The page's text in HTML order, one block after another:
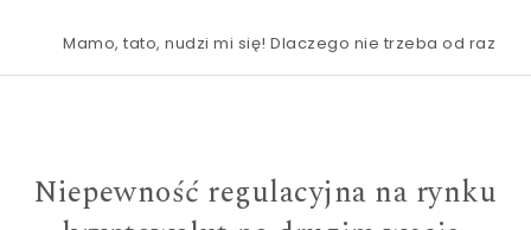
Mamo, tato, nudzi mi się! Dlaczego nie trzeba od razu
Niepewność regulacyjna na rynku